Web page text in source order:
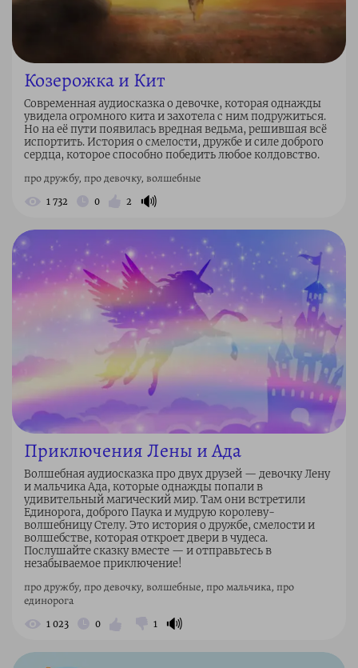
Козерожка и Кит
Современная аудиосказка о девочке, которая однажды
увидела огромного кита и захотела с ним подружиться.
Но на её пути появилась вредная ведьма, решившая всё
испортить. История о смелости, дружбе и силе доброго
сердца, которое способно победить любое колдовство.
про дружбу, про девочку, волшебные
1 732 0 2 🔊
Приключения Лены и Ада
Волшебная аудиосказка про двух друзей — девочку Лену
и мальчика Ада, которые однажды попали в
удивительный магический мир. Там они встретили
Единорога, доброго Паука и мудрую королеву-
волшебницу Стелу. Это история о дружбе, смелости и
волшебстве, которая откроет двери в чудеса.
Послушайте сказку вместе — и отправьтесь в
незабываемое приключение!
про дружбу, про девочку, волшебные, про мальчика, про
единорога
1 023 0 1 🔊